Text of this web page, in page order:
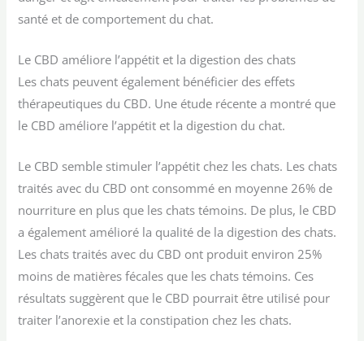
santé et de comportement du chat.
Le CBD améliore l’appétit et la digestion des chats
Les chats peuvent également bénéficier des effets
thérapeutiques du CBD. Une étude récente a montré que
le CBD améliore l’appétit et la digestion du chat.
Le CBD semble stimuler l’appétit chez les chats. Les chats
traités avec du CBD ont consommé en moyenne 26% de
nourriture en plus que les chats témoins. De plus, le CBD
a également amélioré la qualité de la digestion des chats.
Les chats traités avec du CBD ont produit environ 25%
moins de matières fécales que les chats témoins. Ces
résultats suggèrent que le CBD pourrait être utilisé pour
traiter l’anorexie et la constipation chez les chats.